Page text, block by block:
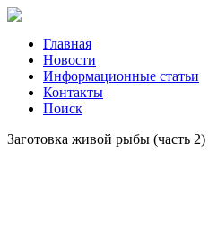
Главная
Новости
Информационные статьи
Контакты
Поиск
Заготовка живой рыбы (часть 2)